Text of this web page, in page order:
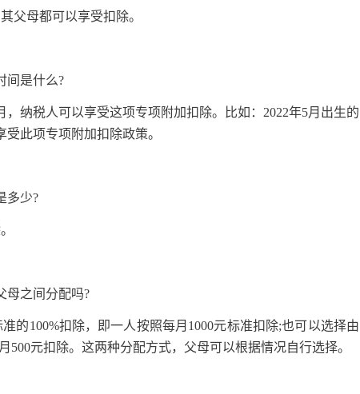
母都可以享受扣除。
是什么?
税人可以享受这项专项附加扣除。比如：2022年5月出生的
此项专项附加扣除政策。
多少?
之间分配吗?
100%扣除，即一人按照每月1000元标准扣除;也可以选择由
元扣除。这两种分配方式，父母可以根据情况自行选择。